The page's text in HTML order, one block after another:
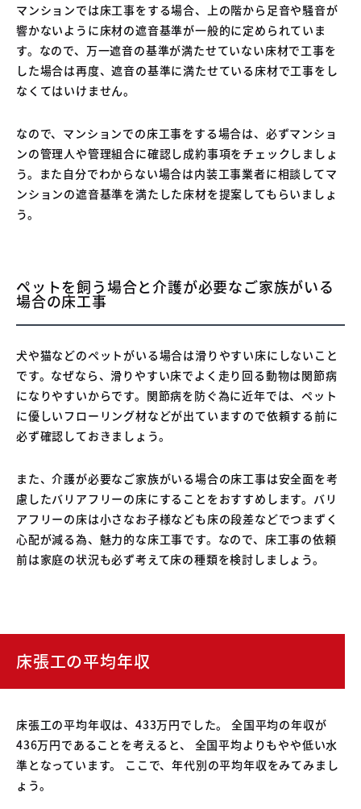
マンションでは床工事をする場合、上の階から足音や騒音が
響かないように床材の遮音基準が一般的に定められていま
す。なので、万一遮音の基準が満たせていない床材で工事を
した場合は再度、遮音の基準に満たせている床材で工事をし
なくてはいけません。
なので、マンションでの床工事をする場合は、必ずマンショ
ンの管理人や管理組合に確認し成約事項をチェックしましょ
う。また自分でわからない場合は内装工事業者に相談してマ
ンションの遮音基準を満たした床材を提案してもらいましょ
う。
ペットを飼う場合と介護が必要なご家族がいる
場合の床工事
犬や猫などのペットがいる場合は滑りやすい床にしないこと
です。なぜなら、滑りやすい床でよく走り回る動物は関節病
になりやすいからです。関節病を防ぐ為に近年では、ペット
に優しいフローリング材などが出ていますので依頼する前に
必ず確認しておきましょう。
また、介護が必要なご家族がいる場合の床工事は安全面を考
慮したバリアフリーの床にすることをおすすめします。バリ
アフリーの床は小さなお子様なども床の段差などでつまずく
心配が減る為、魅力的な床工事です。なので、床工事の依頼
前は家庭の状況も必ず考えて床の種類を検討しましょう。
床張工の平均年収
床張工の平均年収は、433万円でした。 全国平均の年収が
436万円であることを考えると、 全国平均よりもやや低い水
準となっています。 ここで、年代別の平均年収をみてみまし
ょう。